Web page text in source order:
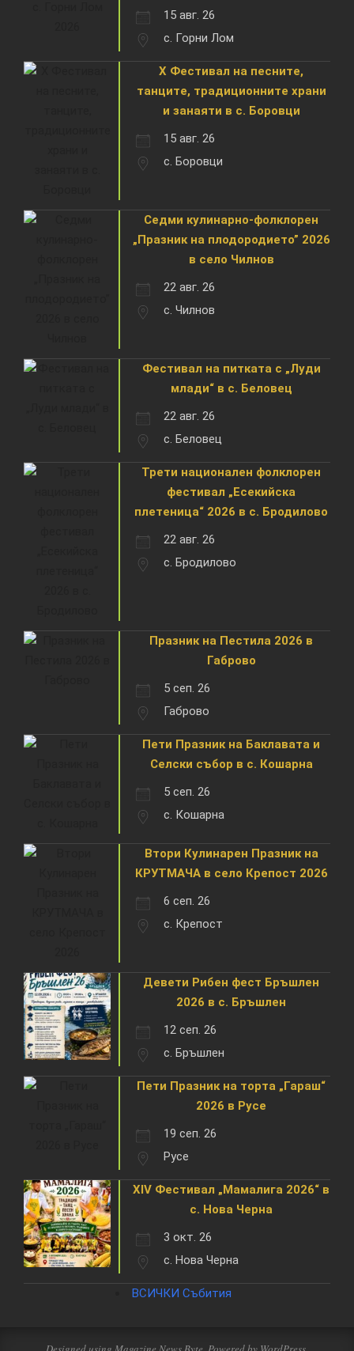
15 авг. 26
с. Горни Лом
X Фестивал на песните,
танците, традиционните храни
и занаяти в с. Боровци
15 авг. 26
с. Боровци
Седми кулинарно-фолклорен
„Празник на плодородието” 2026
в село Чилнов
22 авг. 26
с. Чилнов
Фестивал на питката с „Луди
млади“ в с. Беловец
22 авг. 26
с. Беловец
Трети национален фолклорен
фестивал „Есекийска
плетеница“ 2026 в с. Бродилово
22 авг. 26
с. Бродилово
Празник на Пестила 2026 в
Габрово
5 сеп. 26
Габрово
Пети Празник на Баклавата и
Селски събор в с. Кошарна
5 сеп. 26
с. Кошарна
Втори Кулинарен Празник на
КРУТМАЧА в село Крепост 2026
6 сеп. 26
с. Крепост
Девети Рибен фест Бръшлен
2026 в с. Бръшлен
12 сеп. 26
с. Бръшлен
Пети Празник на торта „Гараш“
2026 в Русе
19 сеп. 26
Русе
XIV Фестивал „Мамалига 2026“ в
с. Нова Черна
3 окт. 26
с. Нова Черна
ВСИЧКИ Събития